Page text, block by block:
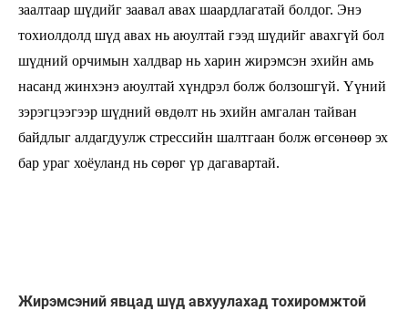
заалтаар шүдийг заавал авах шаардлагатай болдог. Энэ
тохиолдолд шүд авах нь аюултай гээд шүдийг авахгүй бол
шүдний орчимын халдвар нь харин жирэмсэн эхийн амь
насанд жинхэнэ аюултай хүндрэл болж болзошгүй. Үүний
зэрэгцээгээр шүдний өвдөлт нь эхийн амгалан тайван
байдлыг алдагдуулж стрессийн шалтгаан болж өгсөнөөр эх
бар ураг хоёуланд нь сөрөг үр дагавартай.
Жирэмсэний явцад шүд авхуулахад тохиромжтой